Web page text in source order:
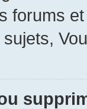
forums
sujets,